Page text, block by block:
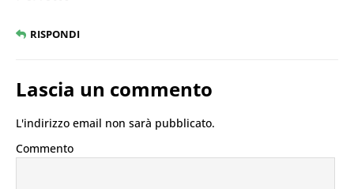
RISPONDI
Lascia un commento
L'indirizzo email non sarà pubblicato.
Commento